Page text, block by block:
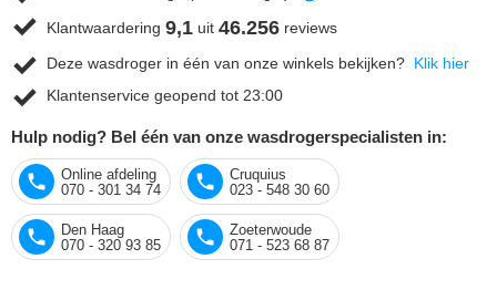
Klantwaardering 9,1 uit 46.256 reviews
Deze wasdroger in één van onze winkels bekijken? Klik hier
Klantenservice geopend tot 23:00
Hulp nodig? Bel één van onze wasdrogerspecialisten in:
Online afdeling
070 - 301 34 74
Cruquius
023 - 548 30 60
Den Haag
070 - 320 93 85
Zoeterwoude
071 - 523 68 87